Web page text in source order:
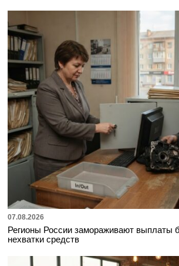
07.08.2026
Регионы России замораживают выплаты
нехватки средств